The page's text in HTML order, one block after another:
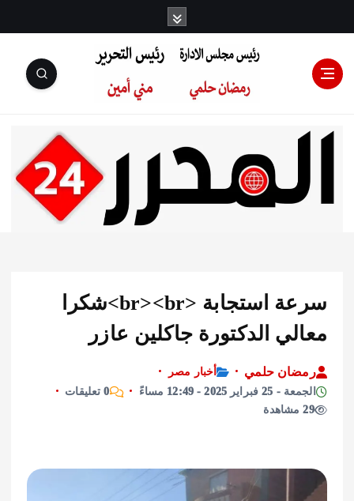
رئيس مجلس
الإدارة: رمضان
التحرير:مني أمين
سرعة استجابة <br><br>شكرا
الدكتورة جاكلين عازر
حلمي
أخبار مصر
2025 - 12:49 مساءً
0 تعليقات